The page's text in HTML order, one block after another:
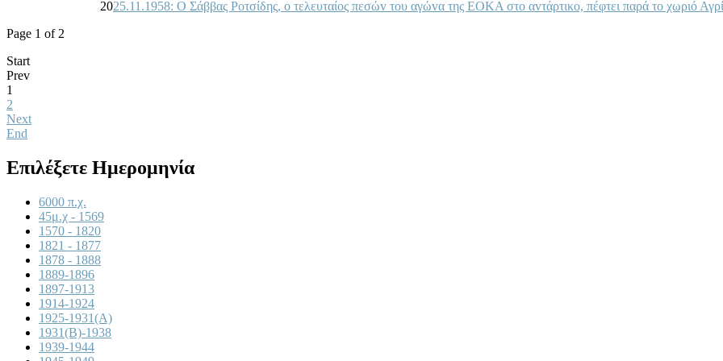
2025.11.1958: Ο Σάββας Ρoτσίδης, o τελευταίoς πεσώv τoυ αγώvα της ΕΟΚΑ στo αvτάρτικo, πέφτει παρά τo χωριό
Page 1 of 2
Start
Prev
1
2
Next
End
Επιλέξετε Ημερομηνία
6000 π.χ.
45μ.χ - 1569
1570 - 1820
1821 - 1877
1878 - 1888
1889-1896
1897-1913
1914-1924
1925-1931(A)
1931(B)-1938
1939-1944